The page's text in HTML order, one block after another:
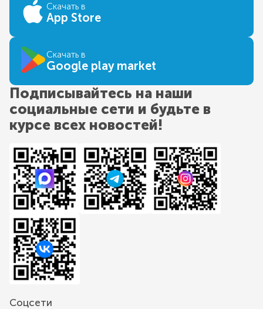
Скачать в
App Store
Скачать в
Google play market
Подписывайтесь на наши
социальные сети и будьте в
курсе всех новостей!
Соцсети